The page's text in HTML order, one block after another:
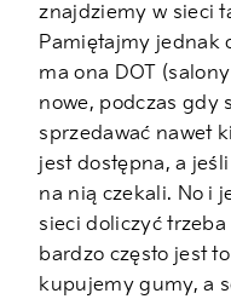
znajdziemy w sieci
Pamiętajmy jednak
ma ona DOT
nowe, podczas gdy
sprzedawać nawet
jest dostępna, a
na nią czekali. No i
sieci doliczyć
bardzo często jest
kupujemy gumy, a